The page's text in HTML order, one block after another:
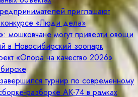
приглашают
конкурсе «Люди дела»
мошковчане могут привезти овощи
в Новосибирский зоопарк
«Опора на качество 2026»
турнир по современному
разборке АК-74 в рамках